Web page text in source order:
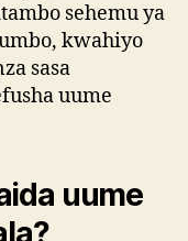
sehemu ya
kwahiyo
sasa
uume
uume